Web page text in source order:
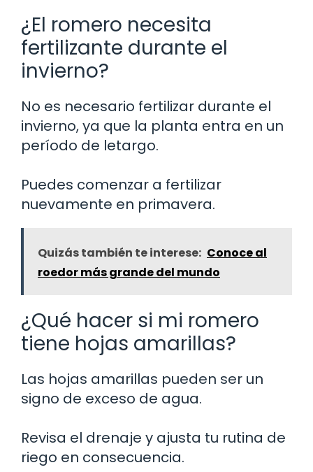
¿El romero necesita
fertilizante durante el
invierno?
No es necesario fertilizar durante el
invierno, ya que la planta entra en un
período de letargo.
Puedes comenzar a fertilizar
nuevamente en primavera.
Quizás también te interese: Conoce al
roedor más grande del mundo
¿Qué hacer si mi romero
tiene hojas amarillas?
Las hojas amarillas pueden ser un
signo de exceso de agua.
Revisa el drenaje y ajusta tu rutina de
riego en consecuencia.